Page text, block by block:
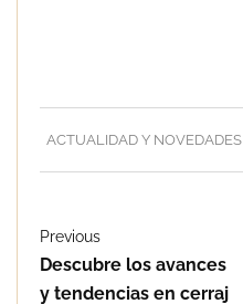
ACTUALIDAD Y NOVEDADES
Previous
Descubre los avances
y tendencias en cerraj